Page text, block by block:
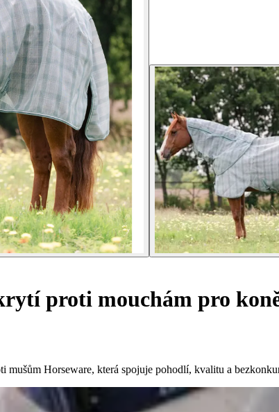
proti mouchám pro
mušům Horseware, která spojuje pohodlí, kvalitu a